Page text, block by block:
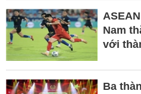
Nam
với
Ba